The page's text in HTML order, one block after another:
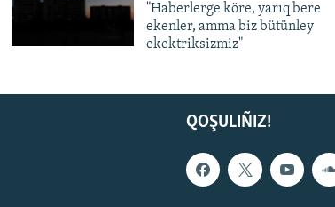
"Haberlerge köre, yarıq bere
ekenler, amma biz bütünley
ekektriksizmiz"
QOŞULIÑIZ!